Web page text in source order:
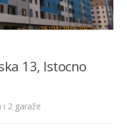
13, Istocno
2 garaže